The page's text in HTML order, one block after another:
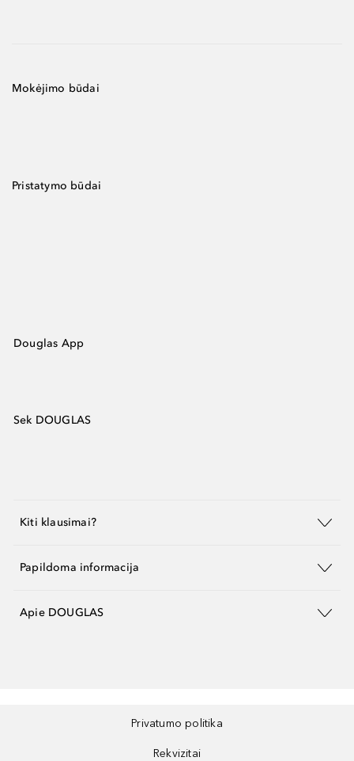
Mokėjimo būdai
Pristatymo būdai
Douglas App
Sek DOUGLAS
Kiti klausimai?
Papildoma informacija
Apie DOUGLAS
Privatumo politika
Rekvizitai